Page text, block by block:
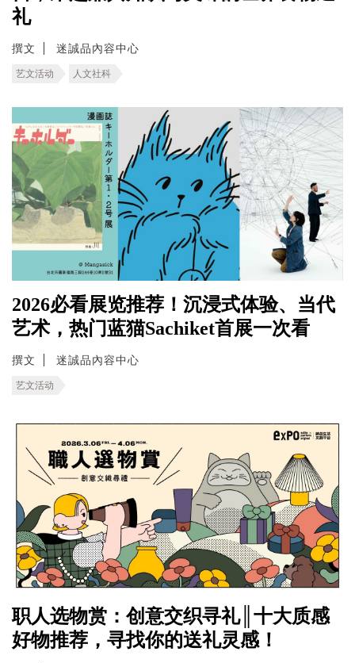
礼
撰文 迷誠品內容中心
艺文活动 人文社科
2026必看展览推荐！沉浸式体验、当代
艺术，热门蓝猫Sachiket首展一次看
撰文 迷誠品內容中心
艺文活动
职人选物赏：创意交织寻礼║十大质感
好物推荐，寻找你的送礼灵感！